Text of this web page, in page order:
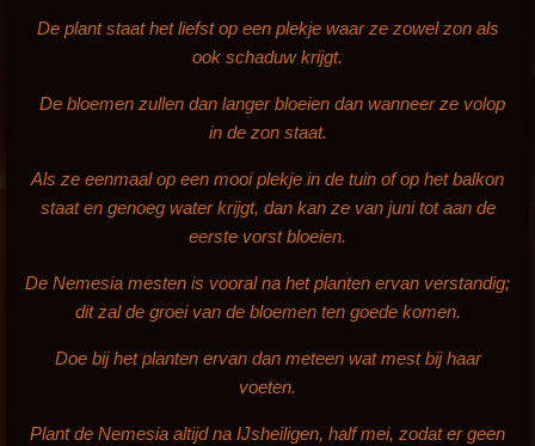
De plant staat het liefst op een plekje waar ze zowel zon als
ook schaduw krijgt.
De bloemen zullen dan langer bloeien dan wanneer ze volop
in de zon staat.
Als ze eenmaal op een mooi plekje in de tuin of op het balkon
staat en genoeg water krijgt, dan kan ze van juni tot aan de
eerste vorst bloeien.
De Nemesia mesten is vooral na het planten ervan verstandig;
dit zal de groei van de bloemen ten goede komen.
Doe bij het planten ervan dan meteen wat mest bij haar
voeten.
Plant de Nemesia altijd na IJsheiligen, half mei, zodat er geen